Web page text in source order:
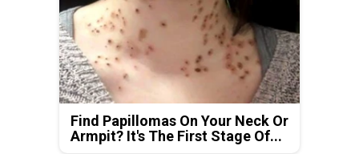
Find Papillomas On Your Neck Or
Armpit? It's The First Stage Of...